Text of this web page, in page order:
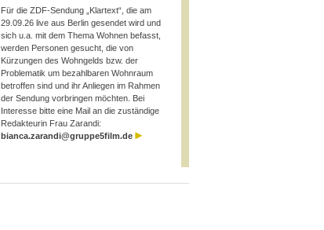
Für die ZDF-Sendung „Klartext“, die am
29.09.26 live aus Berlin gesendet wird und
sich u.a. mit dem Thema Wohnen befasst,
werden Personen gesucht, die von
Kürzungen des Wohngelds bzw. der
Problematik um bezahlbaren Wohnraum
betroffen sind und ihr Anliegen im Rahmen
der Sendung vorbringen möchten. Bei
Interesse bitte eine Mail an die zuständige
Redakteurin Frau Zarandi:
bianca.zarandi@gruppe5film.de